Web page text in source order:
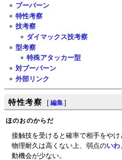
ブーバーン
特性考察
技考察
ダイマックス技考察
型考察
特殊アタッカー型
対ブーバーン
外部リンク
特性考察 [ 編集 ]
ほのおのからだ
接触技を受けると確率で相手をやけ
物理耐久は高くない上、弱点のいわ
動機会が少ない。